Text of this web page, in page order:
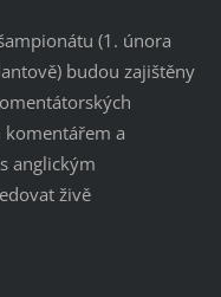
(1. února
budou zajištěny
komentářem a
anglickým
živě